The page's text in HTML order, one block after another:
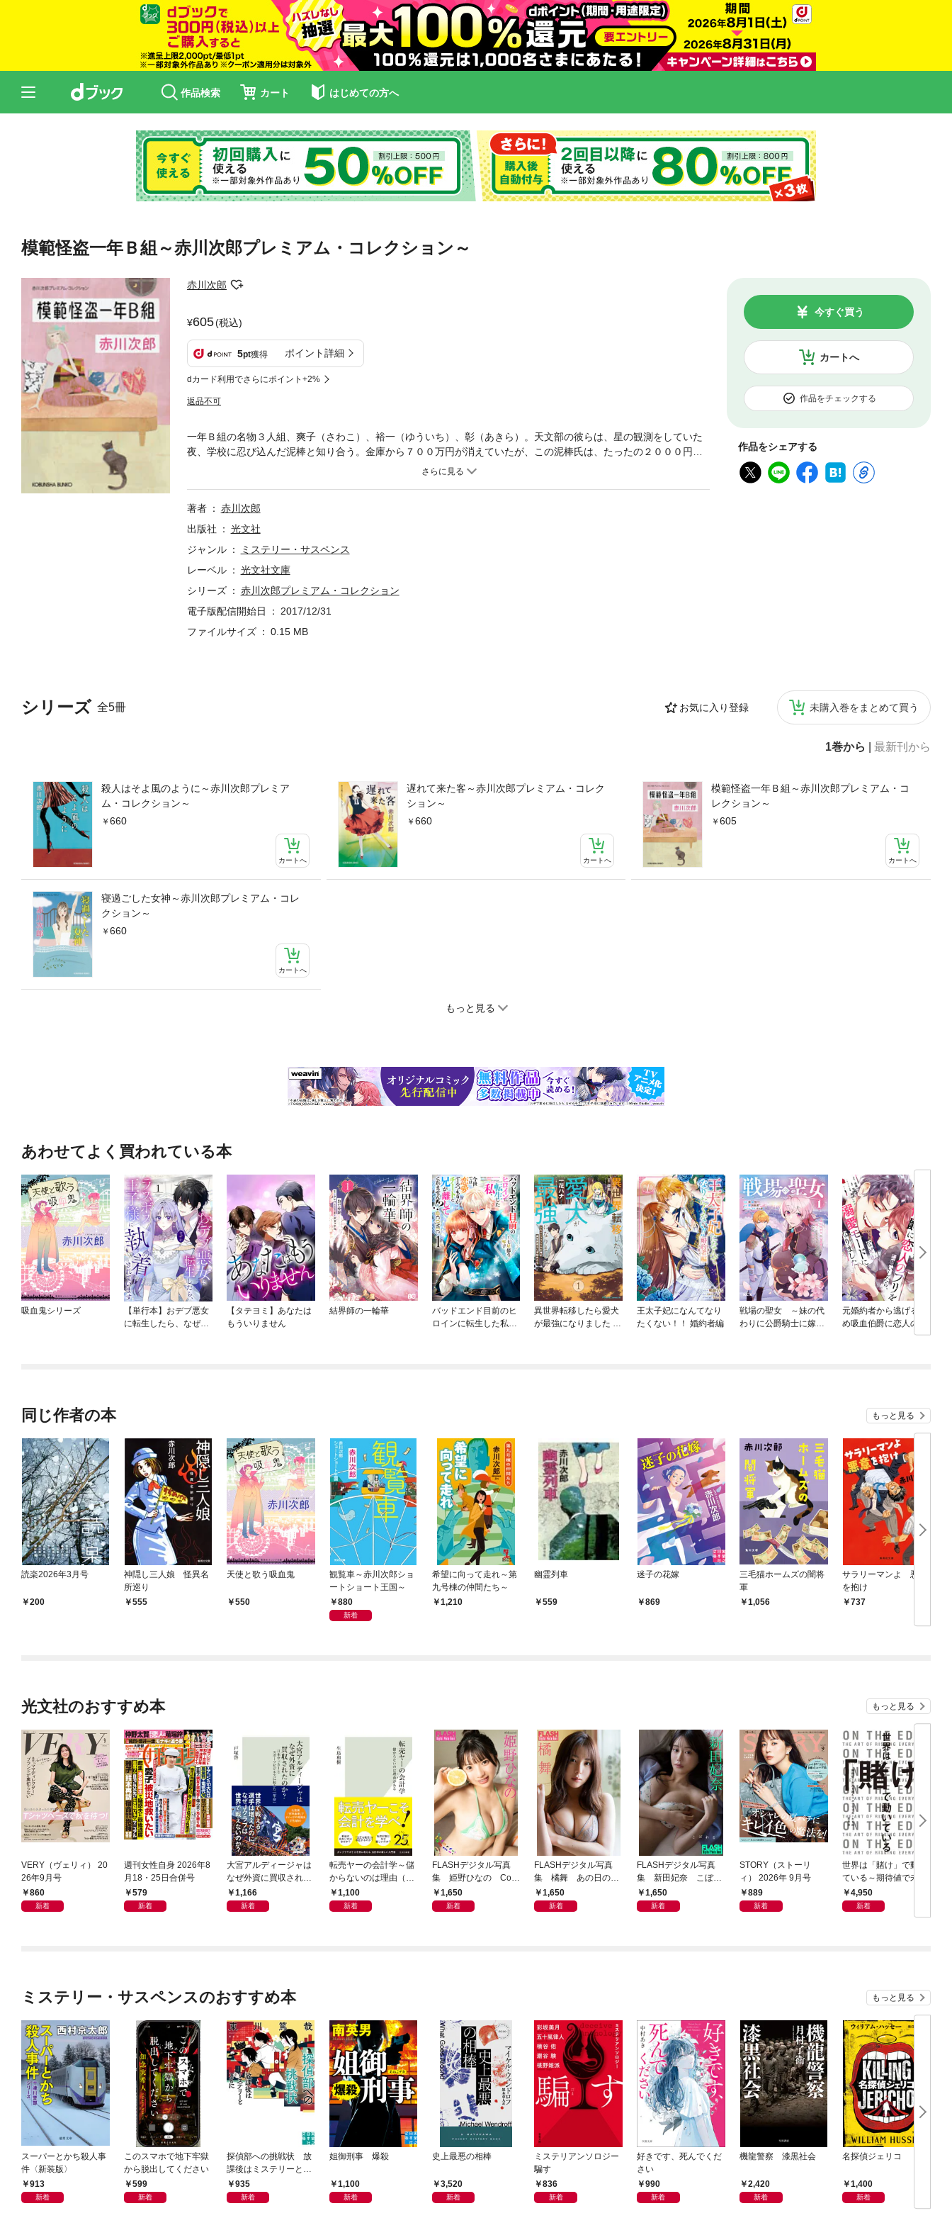
作品検索 カート はじめての方へ
模範怪盗一年Ｂ組～赤川次郎プレミアム・コレクション～
赤川次郎
605(税込)
5pt獲得 ポイント詳細
dカード利用でさらにポイント+2%
返品不可
カートへ
今すぐ買う
作品をチェックする
作品をシェアする
シリーズ 全5冊 お気に入り登録 未購入巻をまとめて買う
1巻から 最新刊から
殺人はそよ風のように～赤川次郎プレミア
ム・コレクション～
660
カートへ
遅れて来た客～赤川次郎プレミアム・コレク
ション～
660
カートへ
模範怪盗一年Ｂ組～赤川次郎プレミアム・コ
レクション～
605
カートへ
寝過ごした女神～赤川次郎プレミアム・コレ
クション～
660
カートへ
もっと見る
一年Ｂ組の名物３人組、爽子（さわこ）、裕一（ゆういち）、彰（あきら）。天文部の彼らは、星の観測をしていた
夜、学校に忍び込んだ泥棒と知り合う。金庫から７００万円が消えていたが、この泥棒氏は、たったの２０００円し
か盗んでないと言う。続いて彼らは夜の学校で怪しい３人組を目撃。今度は天文部顧問が殺され、事件は思わぬ方向
著者
赤川次郎
出版社
光文社
ジャンル
ミステリー・サスペンス
レーベル
光文社文庫
シリーズ
赤川次郎プレミアム・コレクション
電子版配信開始日
2017/12/31
ファイルサイズ
0.15 MB
あわせてよく買われている本
吸血鬼シリーズ
【単行本】おデブ悪女
に転生したら、なぜか
【タテヨミ】あなたは
もういりません
結界師の一輪華
バッドエンド目前のヒ
ロインに転生した私、
異世界転移したら愛犬
が最強になりました ～
王太子妃になんてなり
たくない！！ 婚約者編
戦場の聖女 ～妹の代
わりに公爵騎士に嫁ぐ
元婚約者から逃げるた
め吸血伯爵に恋人のフ
リをお願いしたら、な
同じ作者の本 もっと見る
読楽2026年3月号
200
神隠し三人娘 怪異名
所巡り
555
天使と歌う吸血鬼
550
観覧車～赤川次郎ショ
ートショート王国～
880
新着
希望に向って走れ～第
九号棟の仲間たち～
1,210
幽霊列車
559
迷子の花嫁
869
三毛猫ホームズの闇将
軍
1,056
サラリーマンよ 悪意
を抱け
737
光文社のおすすめ本 もっと見る
VERY（ヴェリィ） 20
26年9月号
860
新着
週刊女性自身 2026年8
月18・25日合併号
579
新着
大宮アルディージャは
なぜ外資に買収された
のか？～日本サッカー
とスポーツビジネスに
1,166
新着
転売ヤーの会計学～儲
からないのは理由（わ
け）がある～
1,100
新着
FLASHデジタル写真
集 姫野ひなの Colo
rful Summer
1,650
新着
FLASHデジタル写真
集 橘舞 あの日の続
き1,650
新着
FLASHデジタル写真
集 新田妃奈 こぼれ
る1,650
新着
STORY（ストーリ
ィ） 2026年 9月号
889
新着
世界は「賭け」で動い
ている～期待値で未来
を読むリスクテイカー
たちの思考法～
4,950
新着
ミステリー・サスペンスのおすすめ本 もっと見る
スーパーとかち殺人事
件〈新装版〉
913
新着
このスマホで地下牢獄
から脱出してください
599
新着
探偵部への挑戦状 放
課後はミステリーとと
もに 新装版
935
新着
姐御刑事 爆殺
1,100
新着
史上最悪の相棒
3,520
新着
ミステリアンソロジー
騙す
836
新着
好きです、死んでくだ
さい
990
新着
機龍警察 漆黒社会
2,420
新着
名探偵ジェリコ
1,400
新着